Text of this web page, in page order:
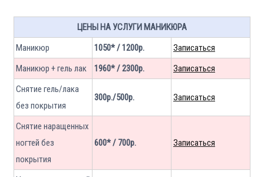
ЦЕНЫ НА УСЛУГИ МАНИКЮРА
Маникюр
1050* / 1200р.
Записаться
Маникюр + гель лак
1960* / 2300р.
Записаться
Снятие гель/лака
без покрытия
300р./500р. Записаться
Снятие наращенных
ногтей без
покрытия
600* / 700р. Записаться